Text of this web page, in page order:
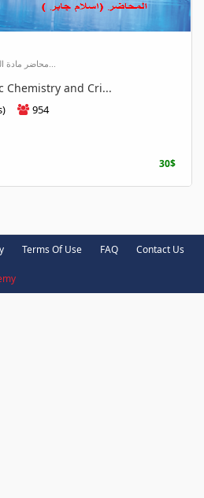
محاضر مادة الكيمياء وباحث في الطاقة...
Chemistry and Cri...
954
30$
Terms Of Use FAQ Contact Us